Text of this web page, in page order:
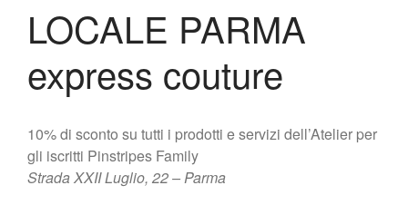
Codice di Condotta
Palmares
Maglie Ritirate
Squadra
Contatti
LOCALE PARMA
express couture
10% di sconto su tutti i prodotti e servizi dell’Atelier per
gli iscritti Pinstripes Family
Strada XXII Luglio, 22 – Parma